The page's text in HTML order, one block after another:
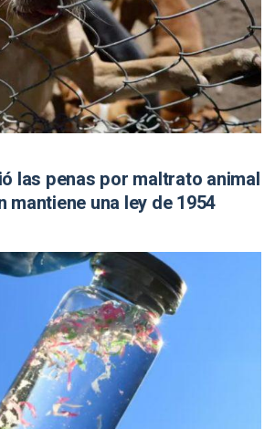
las penas por maltrato animal
mantiene una ley de 1954